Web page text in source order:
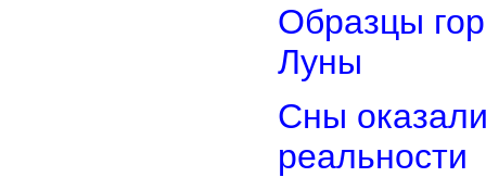
Образцы
Луны
Сны
реальности